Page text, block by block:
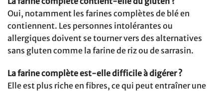
Oui, notamment les farines complètes de blé en
contiennent. Les personnes intolérantes ou
allergiques doivent se tourner vers des alternatives
sans gluten comme la farine de riz ou de sarrasin.
La farine complète est-elle difficile à digérer ?
Elle est plus riche en fibres, ce qui peut entraîner une